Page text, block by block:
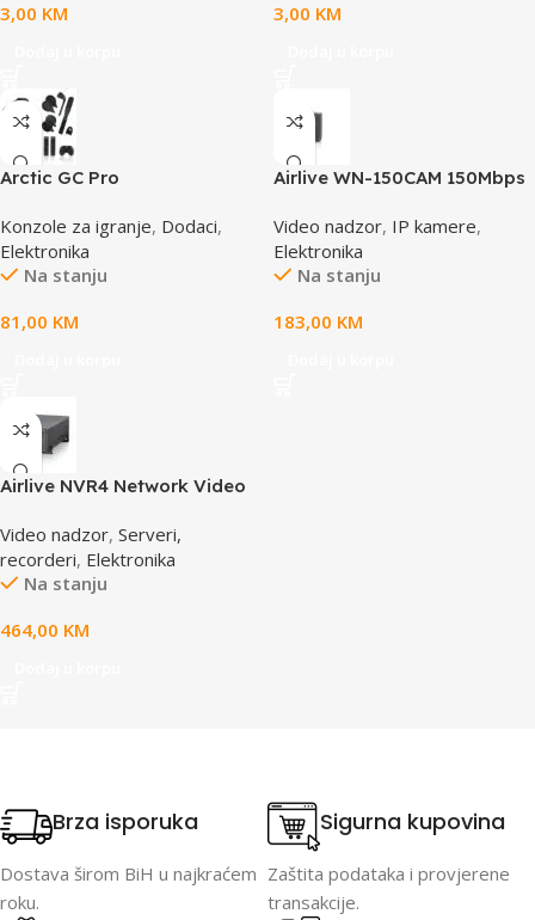
3,00 KM
3,00 KM
Arctic GC Pro
Konzole za igranje, Dodaci,
Elektronika
Na stanju
81,00 KM
Airlive WN-150CAM 150Mbps
Video nadzor, IP kamere,
Elektronika
Na stanju
183,00 KM
Airlive NVR4 Network Video
Video nadzor, Serveri,
recorderi, Elektronika
Na stanju
464,00 KM
Brza isporuka
Dostava širom BiH u najkraćem
roku.
Sigurna kupovina
Zaštita podataka i provjerene
transakcije.